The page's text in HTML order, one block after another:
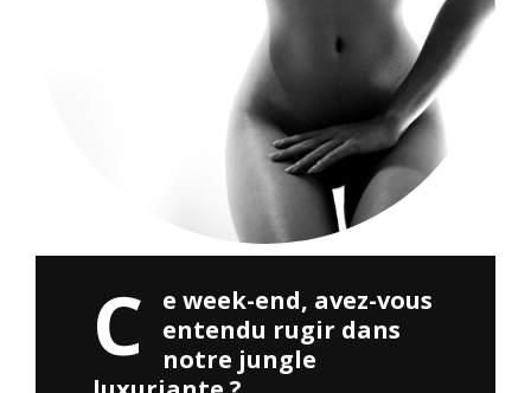
C
e week-end, avez-vous
entendu rugir dans
notre jungle